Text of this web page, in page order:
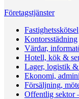
Företagstjänster
Fastighetsskötsel
Kontorsstädning
Värdar,
Hotell, kök &
Lager, logistik
Ekonomi,
Försäljning,
Offentlig sektor